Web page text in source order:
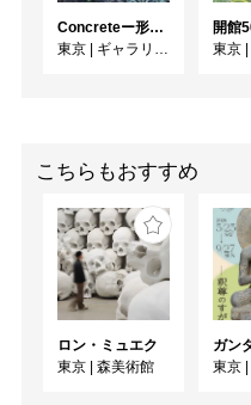
Concreteー形への思いー
東京
ギャラリー絵夢
東京
こちらもおすすめ
ロン・ミュエク
東京
森美術館
東京